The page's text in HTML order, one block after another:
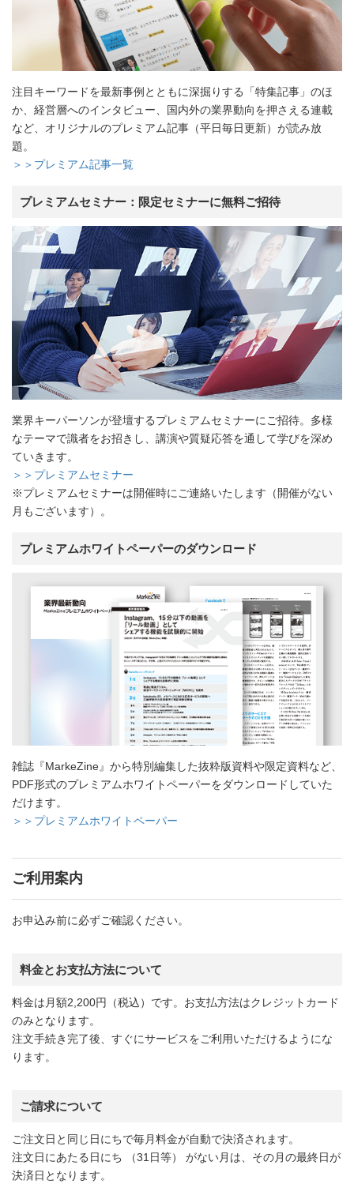
注目キーワードを最新事例とともに深掘りする「特集記事」のほ
か、経営層へのインタビュー、国内外の業界動向を押さえる連載
など、オリジナルのプレミアム記事（平日毎日更新）が読み放
題。
＞＞プレミアム記事一覧
プレミアムセミナー：限定セミナーに無料ご招待
業界キーパーソンが登壇するプレミアムセミナーにご招待。多様
なテーマで識者をお招きし、講演や質疑応答を通して学びを深め
ていきます。
＞＞プレミアムセミナー
※プレミアムセミナーは開催時にご連絡いたします（開催がない
月もございます）。
プレミアムホワイトペーパーのダウンロード
雑誌『MarkeZine』から特別編集した抜粋版資料や限定資料など、
PDF形式のプレミアムホワイトペーパーをダウンロードしていた
だけます。
＞＞プレミアムホワイトペーパー
ご利用案内
お申込み前に必ずご確認ください。
料金とお支払方法について
料金は月額2,200円（税込）です。お支払方法はクレジットカード
のみとなります。
注文手続き完了後、すぐにサービスをご利用いただけるようにな
ります。
ご請求について
ご注文日と同じ日にちで毎月料金が自動で決済されます。
注文日にあたる日にち （31日等） がない月は、その月の最終日が
決済日となります。